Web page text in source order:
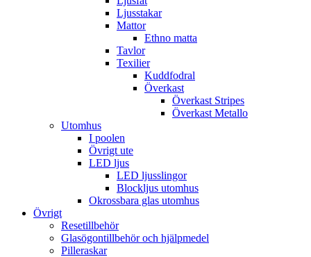
Ljusstakar
Mattor
Ethno matta
Tavlor
Texilier
Kuddfodral
Överkast
Överkast Stripes
Överkast Metallo
Utomhus
I poolen
Övrigt ute
LED ljus
LED ljusslingor
Blockljus utomhus
Okrossbara glas utomhus
Övrigt
Resetillbehör
Glasögontillbehör och hjälpmedel
Pilleraskar